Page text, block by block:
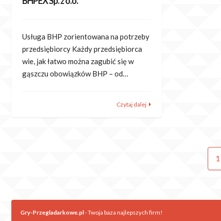
Usługa BHP zorientowana na potrzeby
przedsiębiorcy Każdy przedsiębiorca
wie, jak łatwo można zagubić się w
gąszczu obowiązków BHP – od…
Czytaj dalej
1
Gry-Przegladarkowe.pl- Twoja baza najlepszych firm!